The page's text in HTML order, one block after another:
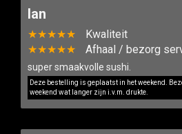
Ian
★★★★★
Kwaliteit
★★★★★
Afhaal / bezorg
super smaakvolle sushi.
Deze bestelling is geplaatst in het weekend.
weekend wat langer zijn i.v.m. drukte.